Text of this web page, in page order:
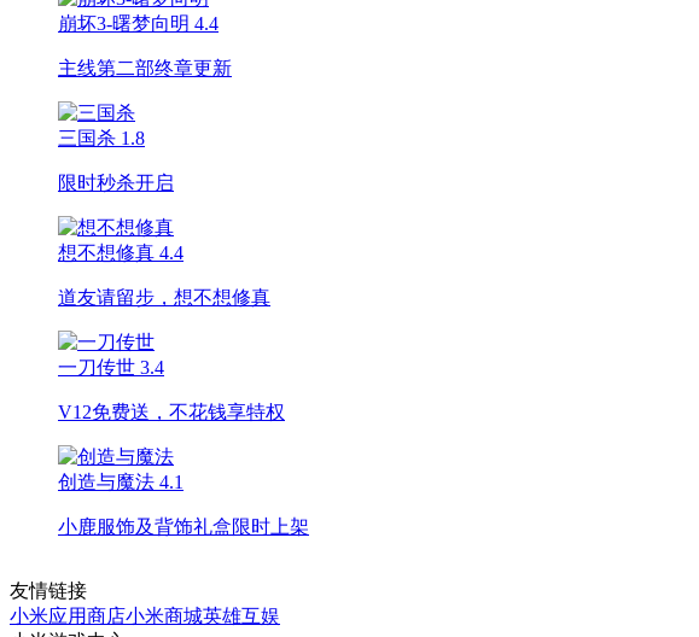
崩坏3-曙梦向明 4.4
主线第二部终章更新
三国杀 1.8
限时秒杀开启
想不想修真 4.4
道友请留步，想不想修真
一刀传世 3.4
V12免费送，不花钱享特权
创造与魔法 4.1
小鹿服饰及背饰礼盒限时上架
友情链接
小米应用商店小米商城英雄互娱